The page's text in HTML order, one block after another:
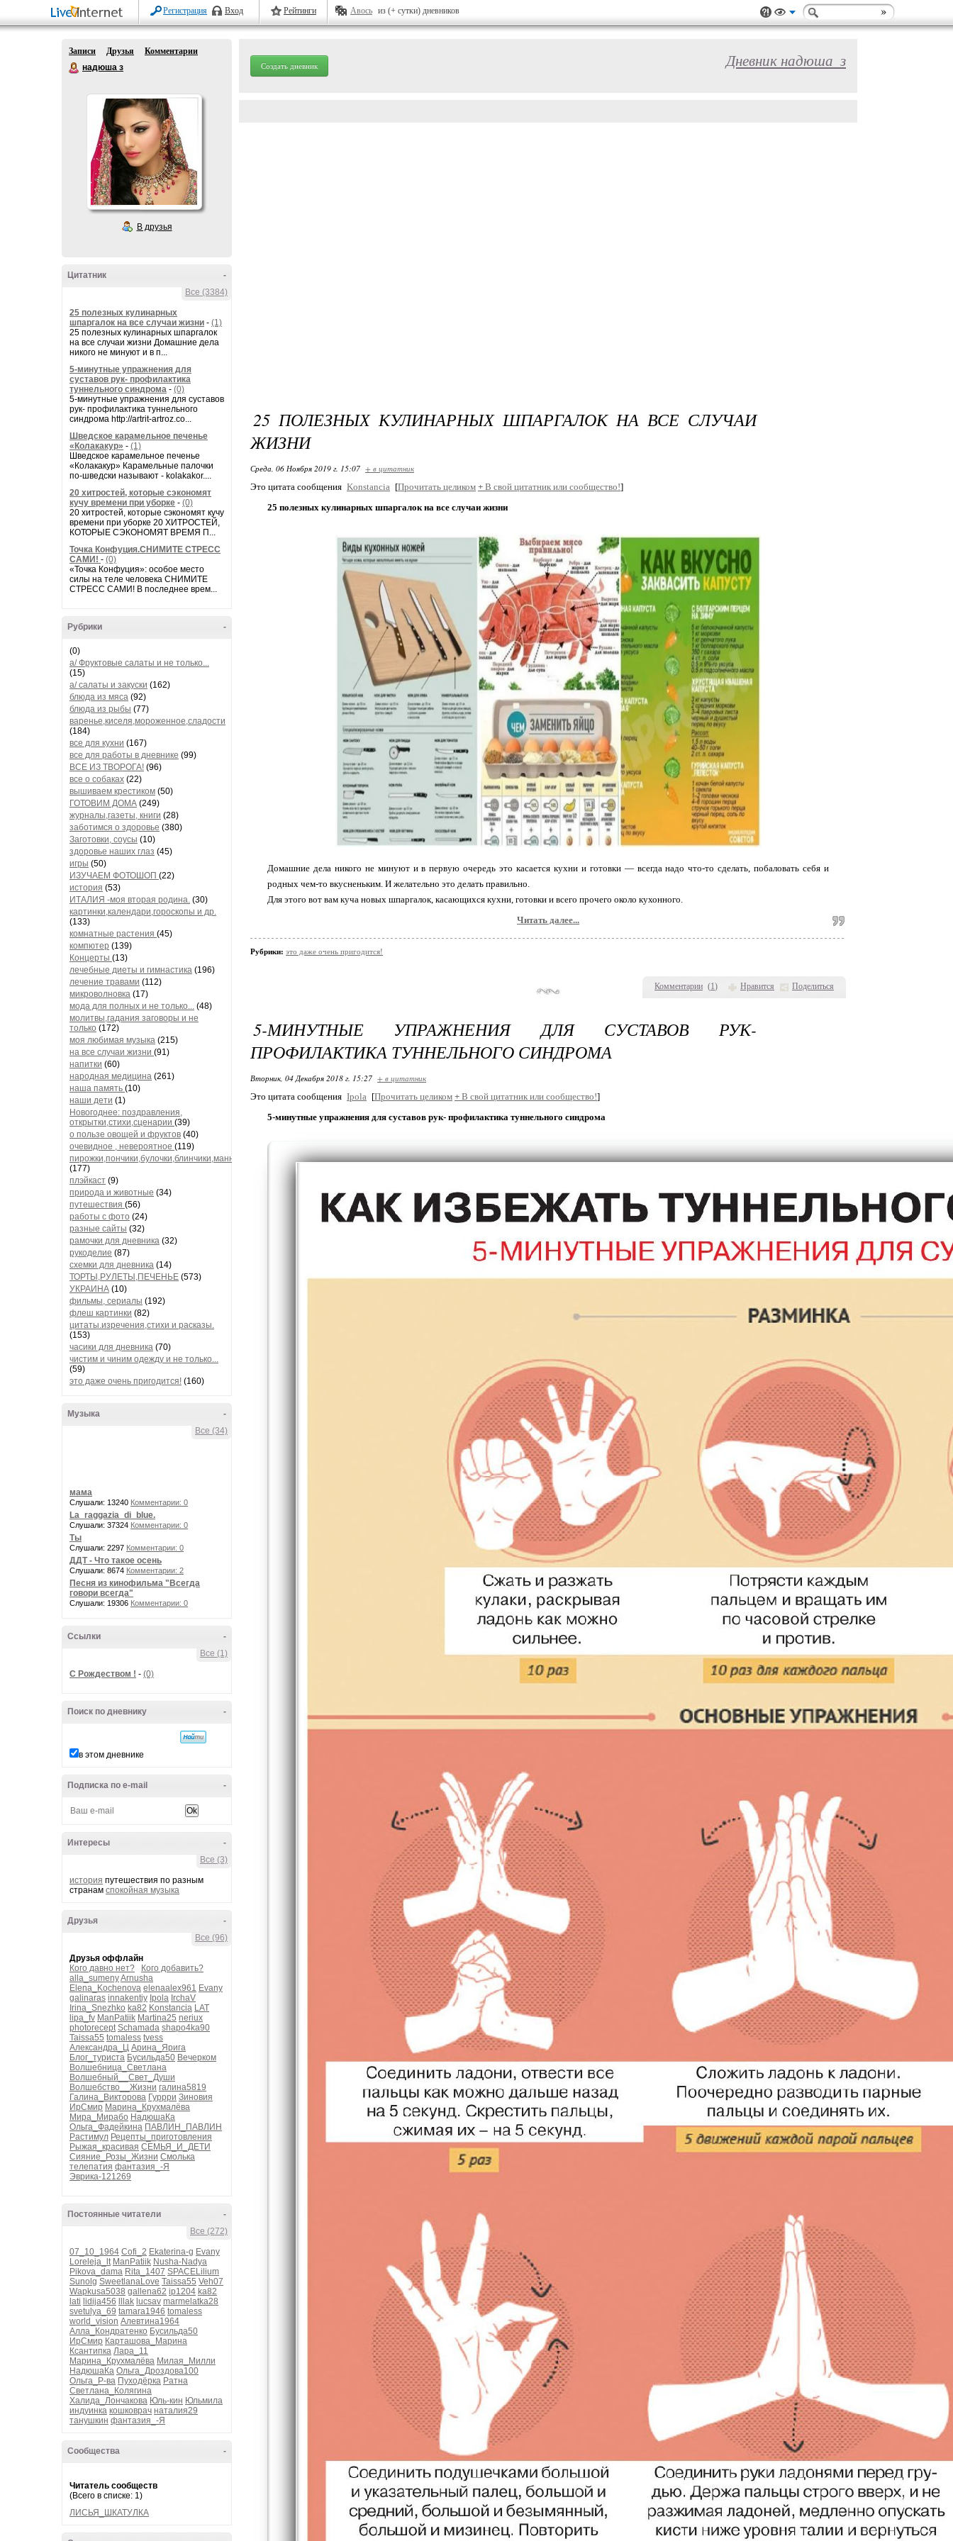
Регистрация Вход Рейтинги Авось из (+ сутки) дневников
Записи Друзья
Комментарии
надюша з
В друзья
-
Цитатник
Все (3384)
25 полезных кулинарных
шпаргалок на все случаи жизни - (1)
25 полезных кулинарных шпаргалок
на все случаи жизни Домашние дела
никого не минуют и в п...
5-минутные упражнения для
суставов рук- профилактика
туннельного синдрома - (0)
5-минутные упражнения для суставов
рук- профилактика туннельного
синдрома http://artrit-artroz.co...
Шведское карамельное печенье
«Колакакур» - (1)
Шведское карамельное печенье
«Колакакур» Карамельные палочки
по-шведски называют - kolakakor....
20 хитростей, которые сэкономят
кучу времени при уборке - (0)
20 хитростей, которые сэкономят кучу
времени при уборке 20 ХИТРОСТЕЙ,
КОТОРЫЕ СЭКОНОМЯТ ВРЕМЯ П...
Точка Конфуция.СНИМИТЕ СТРЕСС
САМИ! - (0)
«Точка Конфуция»: особое место
силы на теле человека СНИМИТЕ
СТРЕСС САМИ! В последнее врем...
-
Рубрики
(0)
а/ Фруктовые салаты и не только...
(15)
а/ салаты и закуски (162)
блюда из мяса (92)
блюда из рыбы (77)
варенье,киселя,мороженное,сладости
(184)
все для кухни (167)
все для работы в дневнике (99)
ВСЕ ИЗ ТВОРОГА! (96)
все о собаках (22)
вышиваем крестиком (50)
ГОТОВИМ ДОМА (249)
журналы,газеты, книги (28)
заботимся о здоровье (380)
Заготовки, соусы (10)
здоровье наших глаз (45)
игры (50)
ИЗУЧАЕМ ФОТОШОП (22)
история (53)
ИТАЛИЯ -моя вторая родина. (30)
картинки,календари,гороскопы и др.
(133)
комнатные растения (45)
компютер (139)
Концерты (13)
лечебные диеты и гимнастика (196)
лечение травами (112)
микроволновка (17)
мода для полных и не только... (48)
молитвы,гадания заговоры и не
только (172)
моя любимая музыка (215)
на все случаи жизни (91)
напитки (60)
народная медицина (261)
наша память (10)
наши дети (1)
Новогоднее: поздравления,
открытки,стихи,сценарии (39)
о пользе овощей и фруктов (40)
очевидное , невероятное (119)
пирожки,пончики,булочки,блинчики,манники
(177)
плэйкаст (9)
природа и животные (34)
путешествия (56)
работы с фото (24)
разные сайты (32)
рамочки для дневника (32)
рукоделие (87)
схемки для дневника (14)
ТОРТЫ,РУЛЕТЫ,ПЕЧЕНЬЕ (573)
УКРАИНА (10)
фильмы, сериалы (192)
флеш картинки (82)
цитаты.изречения,стихи и расказы.
(153)
часики для дневника (70)
чистим и чиним одежду и не только...
(59)
это даже очень пригодится! (160)
-
Музыка
Все (34)
мама
Слушали: 13240 Комментарии: 0
La_raggazia_di_blue.
Слушали: 37324 Комментарии: 0
Ты
Слушали: 2297 Комментарии: 0
ДДТ - Что такое осень
Слушали: 8674 Комментарии: 2
Песня из кинофильма "Всегда
говори всегда"
Слушали: 19306 Комментарии: 0
-
Ссылки
Все (1)
С Рождеством ! - (0)
-
Поиск по дневнику
в этом дневнике
-
Подписка по e-mail
-
Интересы
Все (3)
история путeшествия по разным
странам спокойная музыка
-
Друзья
Все (96)
Друзья оффлайн
Кого давно нет?
Кого добавить?
alla_sumenyArnusha
Elena_Kochenova elenaalex961 Evany
galinaras innakentiy Ipola IrchaV
Irina_Snezhko ka82 Konstancia LAT
lipa_fv ManPatiik Martina25 neriux
photorecept Schamada shapo4ka90
Taissa55 tomaless tvess
Александра_Ц Арина_Ярига
Блог_туриста Бусильда50 Вечерком
Волшебница_Светлана
Волшебный__Свет_Души
Волшебство__Жизни галина5819
Галина_Викторова Гуррри Зиновия
ИрСмир Марина_Крухмалёва
Мира_Мирабо НадюшаКа
Ольга_Фадейкина ПАВЛИН_ПАВЛИН
Растимул Рецепты_приготовления
Рыжая_красивая СЕМЬЯ_И_ДЕТИ
Сияние_Розы_Жизни Смолька
телепатия фантазия_-Я
Эврика-121269
-
Постоянные читатели
Все (272)
07_10_1964 Cofi_2 Ekaterina-g Evany
Loreleja_lt ManPatiik Nusha-Nadya
Pikova_dama Rita_1407 SPACELilium
Sunolg SweetlanaLove Taissa55 Veh07
Wapkusa5038 gallena62 ip1204 ka82
lati lidija456 lllak lucsav marmelatka28
svetulya_69 tamara1946 tomaless
world_vision Алевтина1964
Алла_Кондратенко Бусильда50
ИрСмир Карташова_Марина
Ксантипка Лара_11
Марина_Крухмалёва Милая_Милли
НадюшаКа Ольга_Дроздова100
Ольга_Р-ва Пуходёрка Ратна
Светлана_Колягина
Халида_Лончакова Юль-кин Юльмила
индуинка кошковрач наталия29
танушкин фантазия_-Я
-
Сообщества
Читатель сообществ
(Всего в списке: 1)
ЛИСЬЯ_ШКАТУЛКА
Создать дневник Дневник надюша_з
Комментарии (1) Нравится Поделиться
25 ПОЛЕЗНЫХ КУЛИНАРНЫХ ШПАРГАЛОК НА ВСЕ СЛУЧАИ
ЖИЗНИ
Среда, 06 Ноября 2019 г. 15:07 + в цитатник
Это цитата сообщения Konstancia [Прочитать целиком + В свой цитатник или сообщество!]
25 полезных кулинарных шпаргалок на все случаи жизни
Домашние дела никого не минуют и в первую очередь это касается кухни и готовки — всегда надо что-то сделать, побаловать себя и
родных чем-то вкусненьким. И желательно это делать правильно.
Для этого вот вам куча новых шпаргалок, касающихся кухни, готовки и всего прочего около кухонного.
Читать далее...
Рубрики: это даже очень пригодится!
5-МИНУТНЫЕ УПРАЖНЕНИЯ ДЛЯ СУСТАВОВ РУК-
ПРОФИЛАКТИКА ТУННЕЛЬНОГО СИНДРОМА
Вторник, 04 Декабря 2018 г. 15:27 + в цитатник
Это цитата сообщения Ipola [Прочитать целиком + В свой цитатник или сообщество!]
5-минутные упражнения для суставов рук- профилактика туннельного синдрома